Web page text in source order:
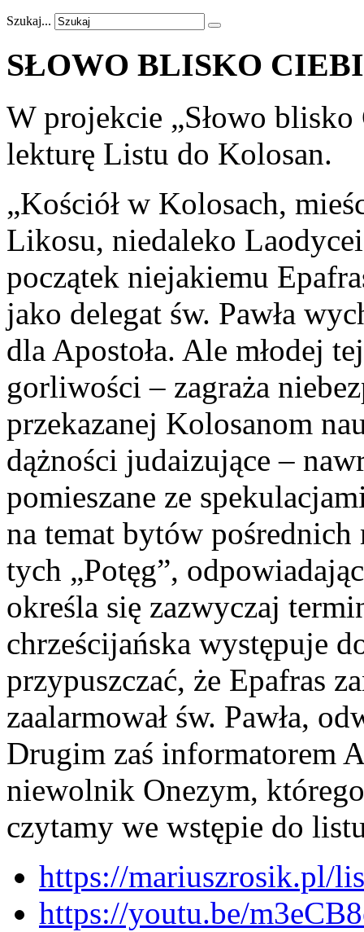
Szukaj...
SŁOWO BLISKO
W projekcie „Słowo
lekturę Listu do Kolosan.
„Kościół w Kolosach,
Likosu, niedaleko
początek niejakiemu
jako delegat św. Pawła
dla Apostoła. Ale młodej
gorliwości – zagraża
przekazanej Kolosanom
dążności judaizujące –
pomieszane ze
na temat bytów
tych „Potęg”,
określa się zazwyczaj
chrześcijańska występuje
przypuszczać, że Epafras
zaalarmował św. Pawła,
Drugim zaś informatorem
niewolnik Onezym,
czytamy we wstępie do
https://mariuszrosik.pl/
https://youtu.be/